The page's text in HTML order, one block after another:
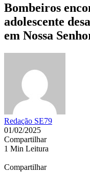
Bombeiros
adolescente
em Nossa
Redação SE79
01/02/2025
Compartilhar
1 Min Leitura
Compartilhar